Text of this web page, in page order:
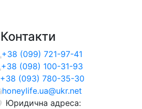
Контакти
+38 (099) 721-97-41
+38 (098) 100-31-93
+38 (093) 780-35-30
honeylife.ua@ukr.net
Юридична адреса: